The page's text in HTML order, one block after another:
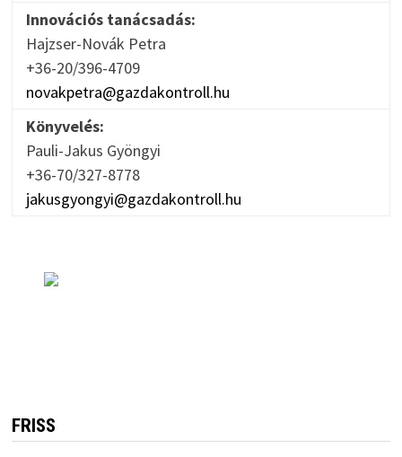
Innovációs tanácsadás:
Hajzser-Novák Petra
+36-20/396-4709
novakpetra@gazdakontroll.hu
Könyvelés:
Pauli-Jakus Gyöngyi
+36-70/327-8778
jakusgyongyi@gazdakontroll.hu
FRISS